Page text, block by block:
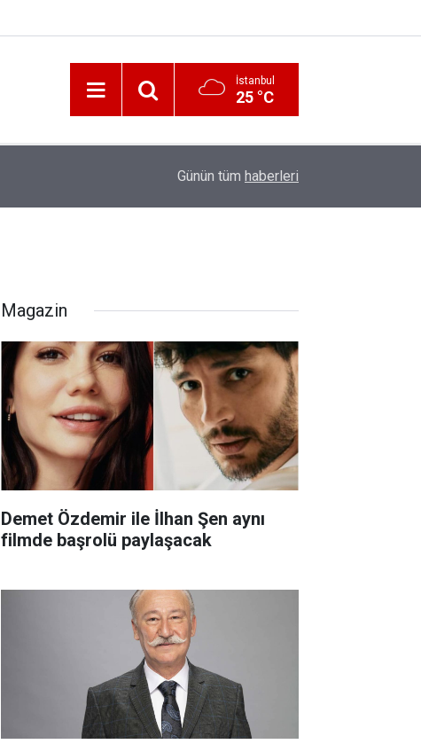
İstanbul
25 °C
İzmir 112’de Kan Donduran İddialar!
Günün tüm haberleri
Magazin
Demet Özdemir ile İlhan Şen aynı
filmde başrolü paylaşacak